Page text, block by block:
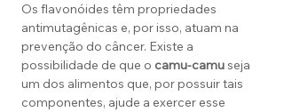
Os flavonóides têm propriedades
antimutagênicas e, por isso, atuam na
prevenção do câncer. Existe a
possibilidade de que o camu-camuseja
um dos alimentos que, por possuir tais
componentes, ajude a exercer esse